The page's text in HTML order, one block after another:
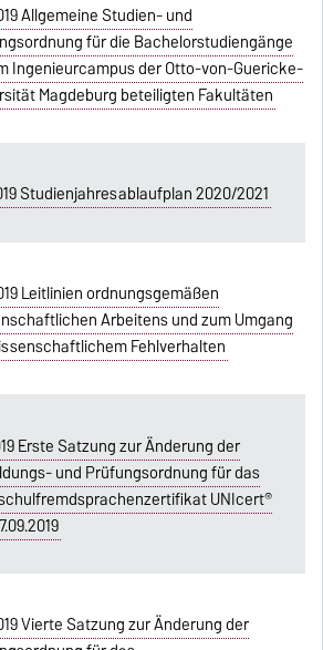
Allgemeine Studien- und
für die Bachelorstudiengänge
Ingenieurcampus der Otto-von-Guericke-
Magdeburg beteiligten Fakultäten
Studienjahresablaufplan 2020/2021
Leitlinien ordnungsgemäßen
Arbeitens und zum Umgang
Fehlverhalten
Erste Satzung zur Änderung der
und Prüfungsordnung für das
UNIcert®
Vierte Satzung zur Änderung der